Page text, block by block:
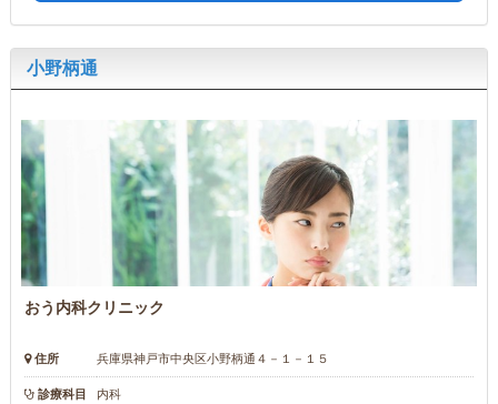
小野柄通
おう内科クリニック
住所 兵庫県神戸市中央区小野柄通４－１－１５
診療科目 内科